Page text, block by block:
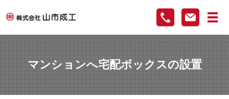
メ
マンションへ宅配ボックスの設置